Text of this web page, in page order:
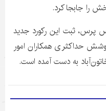
را جابجا کرد.
پرس، ثبت این رکورد جدید
حداکثری همکاران امور
به دست آمده است.